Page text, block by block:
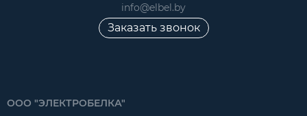
info@elbel.by
Заказать звонок
ООО "ЭЛЕКТРОБЕЛКА"